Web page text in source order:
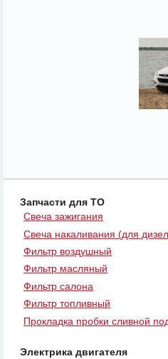
Запчасти для ТО
Свеча зажигания
Свеча накаливания (для
Фильтр воздушный
Фильтр масляный
Фильтр салона
Фильтр топливный
Прокладка пробки сливной
Электрика двигателя